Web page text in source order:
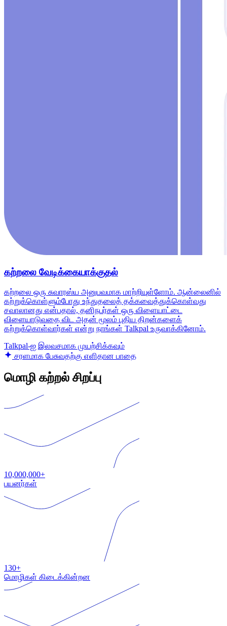
கற்றலை வேடிக்கையாக்குதல்
கற்றலை ஒரு சுவாரஸ்ய அனுபவமாக மாற்றியுள்ளோம். ஆன்லைனில்
கற்றுக்கொள்ளும்போது உந்துதலைத் தக்கவைத்துக்கொள்வது
சவாலானது என்பதால், தனிநபர்கள் ஒரு விளையாட்டை
விளையாடுவதை விட அதன் மூலம் புதிய திறன்களைக்
கற்றுக்கொள்வார்கள் என்று நாங்கள் Talkpal உருவாக்கினோம்.
Talkpal-ஐ இலவசமாக முயற்சிக்கவும்
சரளமாக பேசுவதற்கு எளிதான பாதை
மொழி கற்றல் சிறப்பு
10,000,000+
பயனர்கள்
130+
மொழிகள் கிடைக்கின்றன